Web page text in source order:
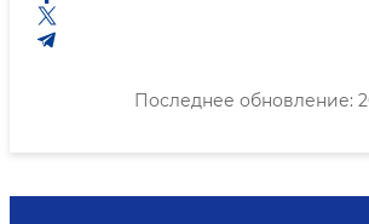
Последнее обновление: